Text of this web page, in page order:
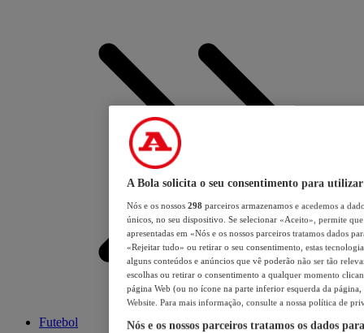
Futebol
A Bola solicita o seu consentimento para utilizar
Nós e os nossos 298 parceiros armazenamos e acedemos a
únicos, no seu dispositivo. Se selecionar «Aceito», permite
apresentadas em «Nós e os nossos parceiros tratamos dados
«Rejeitar tudo» ou retirar o seu consentimento, estas
alguns conteúdos e anúncios que vê poderão não ser tão
escolhas ou retirar o consentimento a qualquer momento
página Web (ou no ícone na parte inferior esquerda da página,
Website. Para mais informação, consulte a nossa política de
Nós e os nossos parceiros tratamos os dados